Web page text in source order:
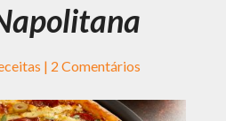
| 2 Comentários